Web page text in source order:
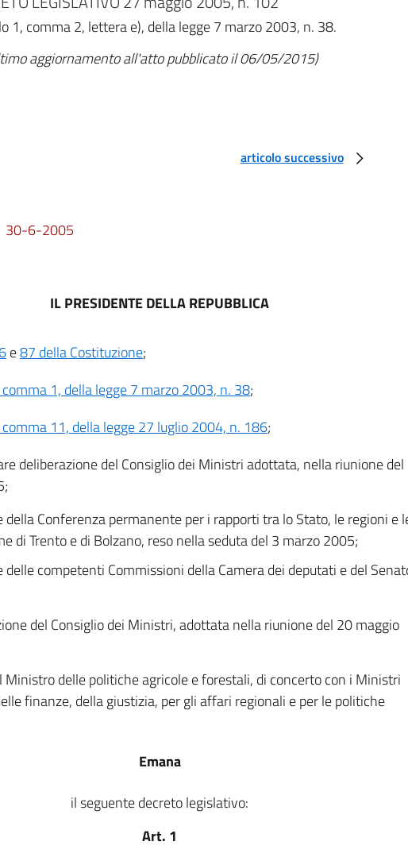
comma 2, lettera e), della legge 7 marzo 2003, n. 38.
aggiornamento all'atto pubblicato il 06/05/2015)
articolo successivo
30-6-2005
IL PRESIDENTE DELLA REPUBBLICA
e87 della Costituzione;
1, della legge 7 marzo 2003, n. 38;
11, della legge 27 luglio 2004, n. 186;
deliberazione del Consiglio dei Ministri adottata, nella riunione del
della Conferenza permanente per i rapporti tra lo Stato, le regioni e
di Trento e di Bolzano, reso nella seduta del 3 marzo 2005;
delle competenti Commissioni della Camera dei deputati e del
del Consiglio dei Ministri, adottata nella riunione del 20 maggio
Ministro delle politiche agricole e forestali, di concerto con i Ministri
finanze, della giustizia, per gli affari regionali e per le politiche
Emana
il seguente decreto legislativo:
Art. 1